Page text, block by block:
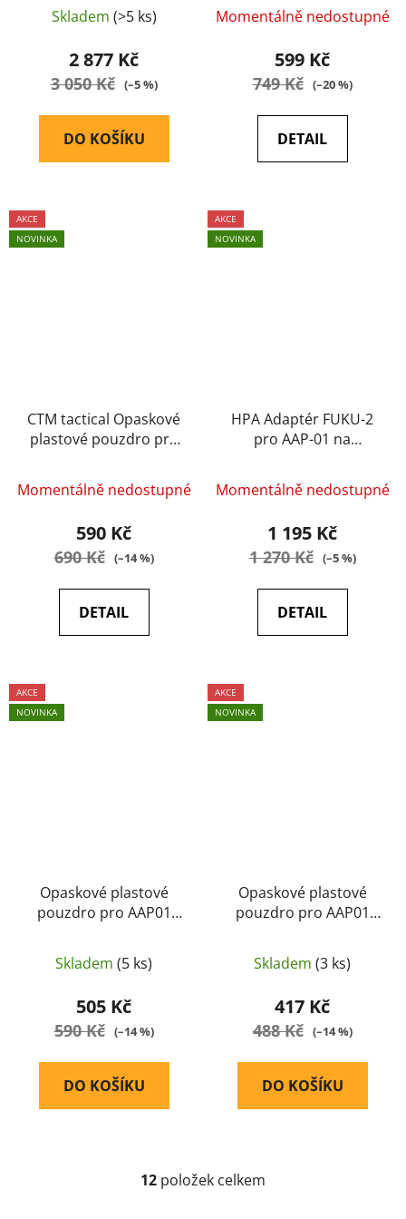
Skladem (>5 ks)
2 877 Kč
3 050 Kč (–5 %)
DO KOŠÍKU
Momentálně nedostupné
599 Kč
749 Kč (–20 %)
DETAIL
AKCE
NOVINKA
CTM tactical Opaskové
plastové pouzdro pro
leváky
Momentálně nedostupné
590 Kč
690 Kč (–14 %)
DETAIL
AKCE
NOVINKA
HPA Adaptér FUKU-2
pro AAP-01 na
Červená/zlatá
Momentálně nedostupné
1 195 Kč
1 270 Kč (–5 %)
DETAIL
AKCE
NOVINKA
Opaskové plastové
pouzdro pro AAP01
Skladem (5 ks)
505 Kč
590 Kč (–14 %)
DO KOŠÍKU
AKCE
NOVINKA
Opaskové plastové
pouzdro pro AAP01
Skladem (3 ks)
417 Kč
488 Kč (–14 %)
DO KOŠÍKU
O
12 položek celkem